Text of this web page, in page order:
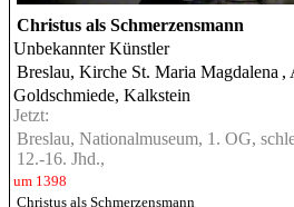
Christus als Schmerzensmann
Unbekannter Künstler
Breslau, Kirche St. Maria Magdalena ,
Goldschmiede, Kalkstein
Jetzt:
Breslau, Nationalmuseum, 1. OG,
12.-16. Jhd.,
um 1398
Christus als Schmerzensmann